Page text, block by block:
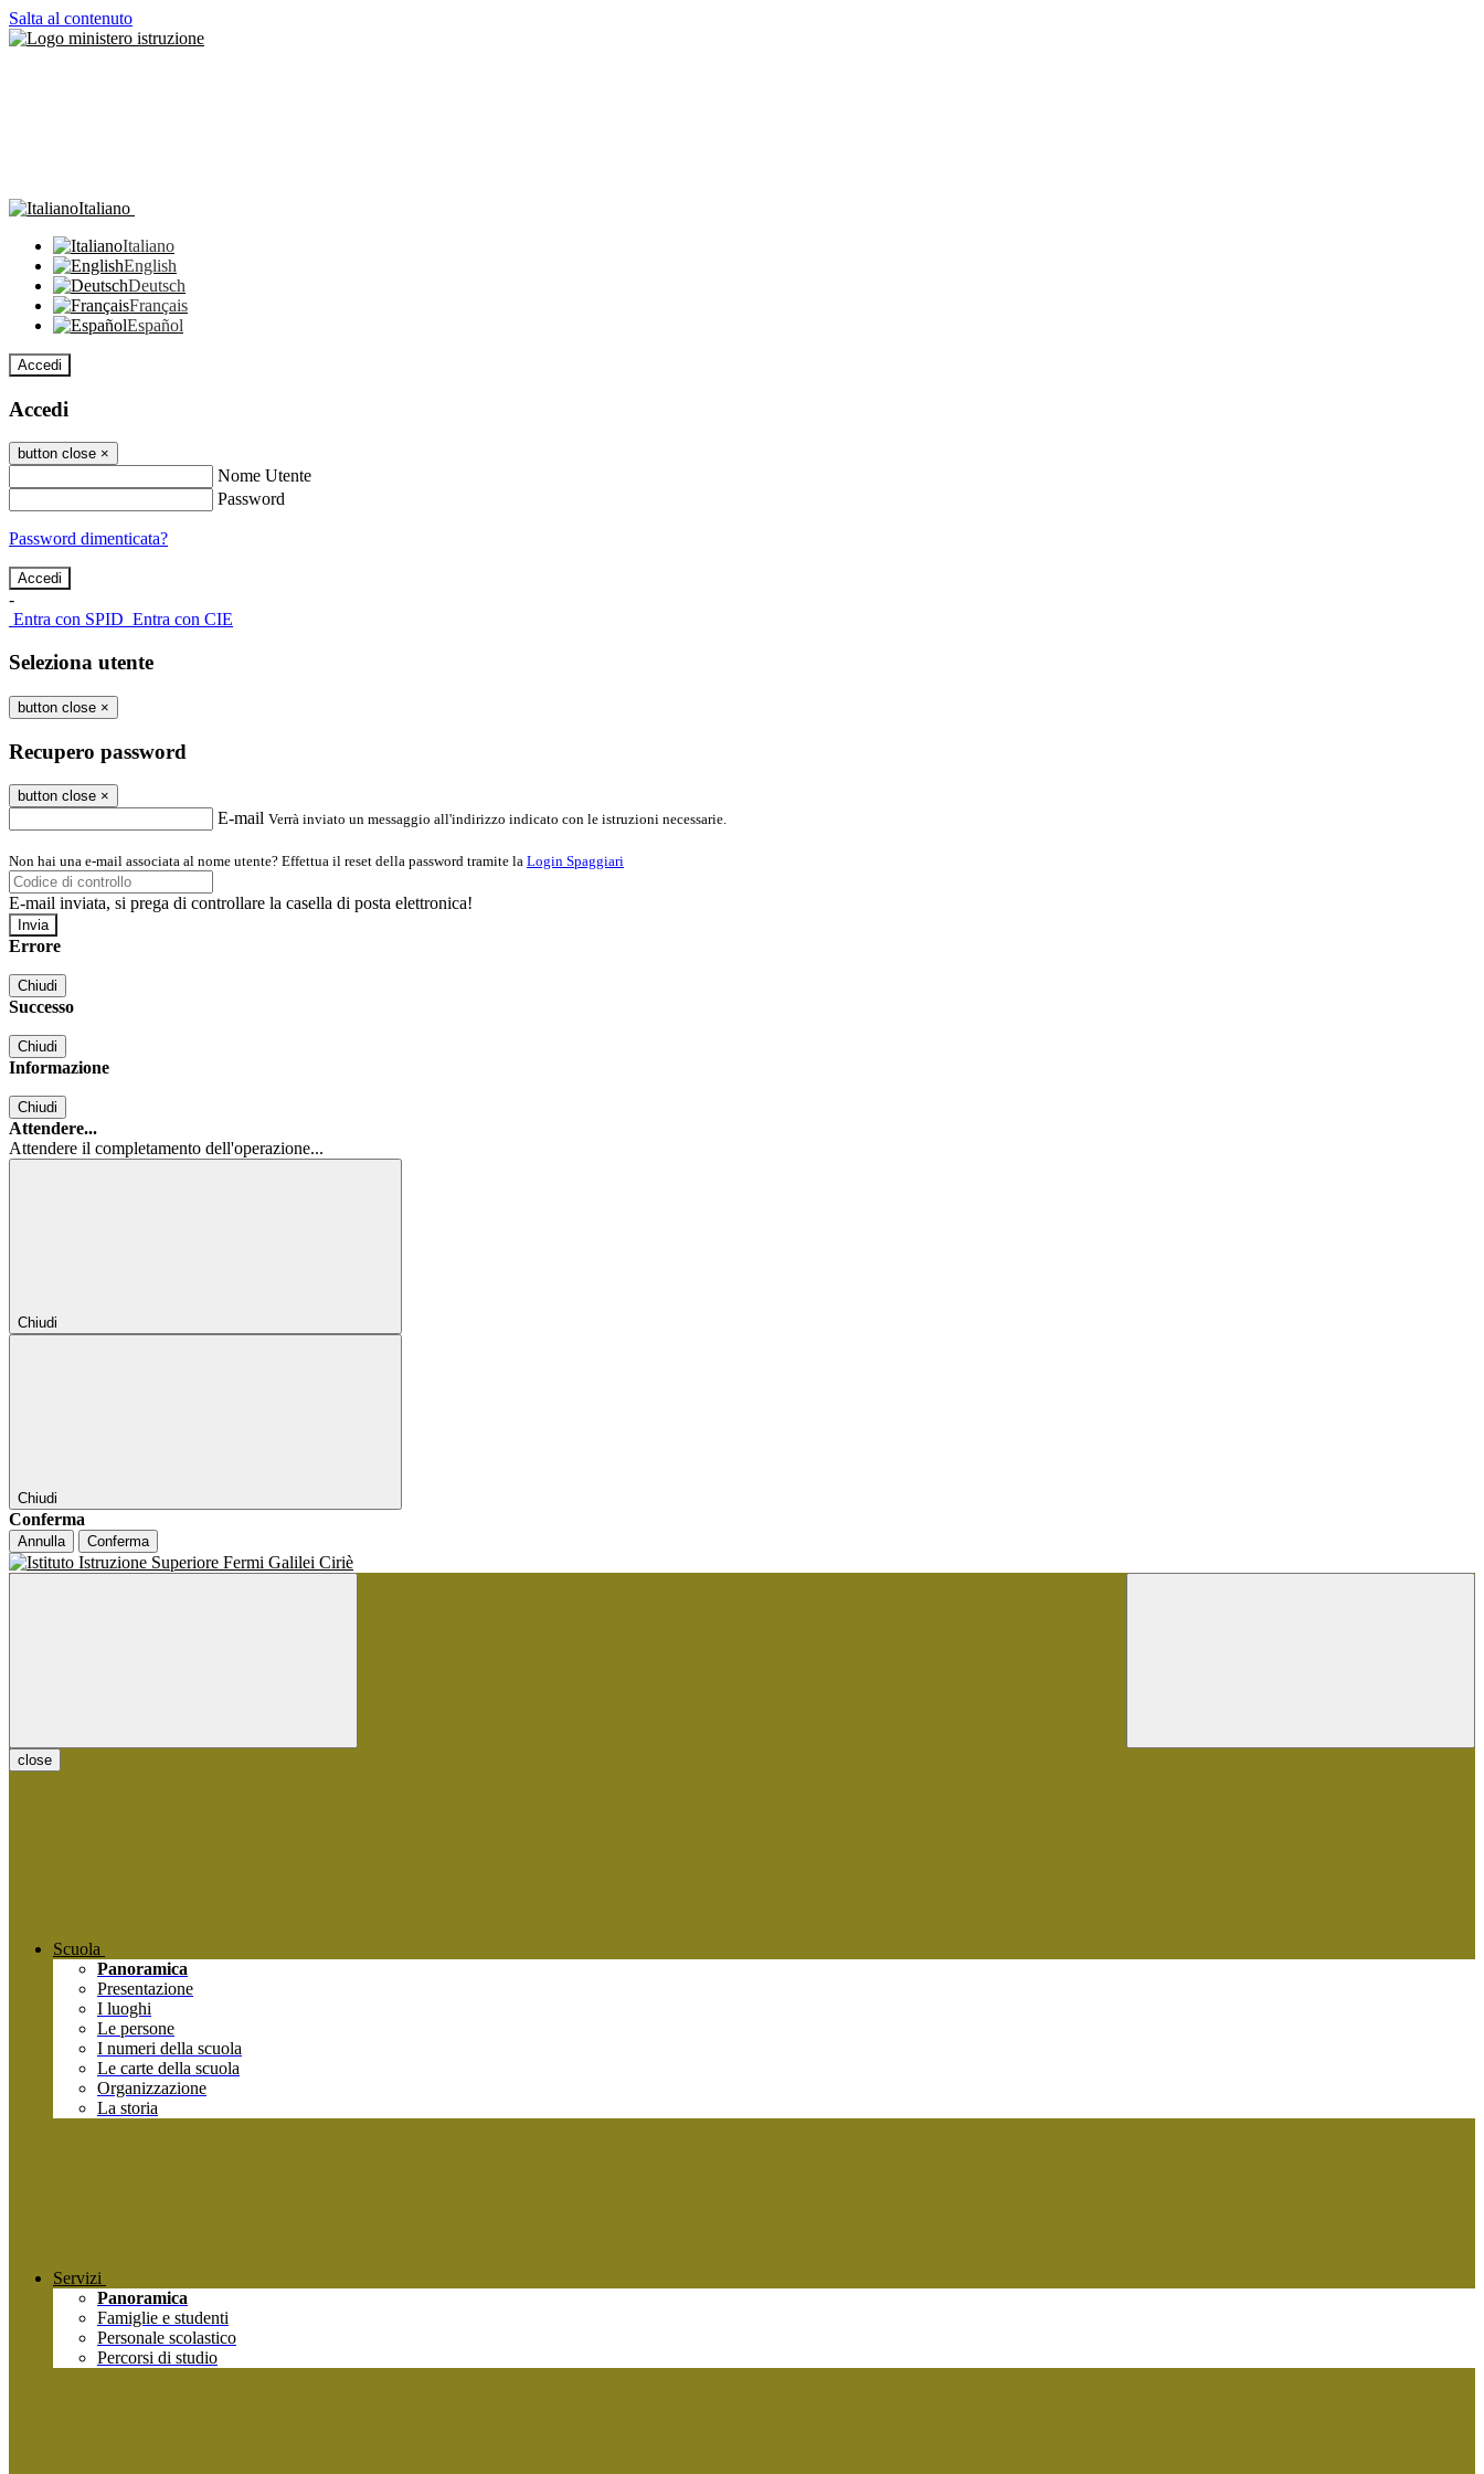
Salta al contenuto
Italiano
Italiano
English
Deutsch
Français
Español
Accedi
Accedi
button close ×
Nome Utente
Password
Password dimenticata?
-
Entra con SPID Entra con CIE
Seleziona utente
button close ×
Recupero password
button close ×
E-mail Verrà inviato un messaggio all'indirizzo indicato con le istruzioni necessarie.
Non hai una e-mail associata al nome utente? Effettua il reset della password tramite la Login Spaggiari
E-mail inviata, si prega di controllare la casella di posta elettronica!
Errore
Chiudi
Successo
Chiudi
Informazione
Chiudi
Attendere...
Attendere il completamento dell'operazione...
Chiudi
Chiudi
Conferma
Annulla Conferma
close
Scuola
Panoramica
Presentazione
I luoghi
Le persone
I numeri della scuola
Le carte della scuola
Organizzazione
La storia
Servizi
Panoramica
Famiglie e studenti
Personale scolastico
Percorsi di studio